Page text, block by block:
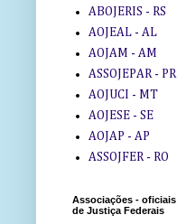
ABOJERIS - RS
AOJEAL - AL
AOJAM - AM
ASSOJEPAR - PR
AOJUCI - MT
AOJESE - SE
AOJAP - AP
ASSOJFER - RO
Associações - oficiais
de Justiça Federais